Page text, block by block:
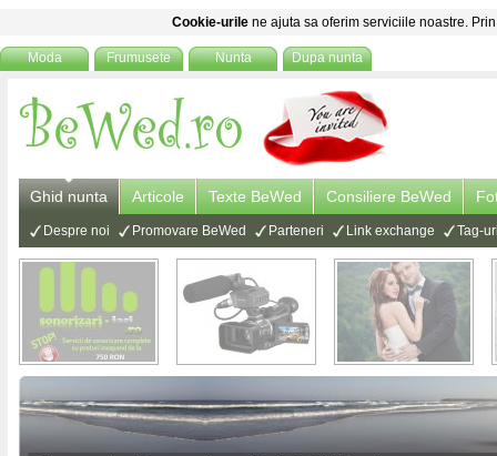
Cookie-urile ne ajuta sa oferim serviciile noastre.
Moda Frumusete Nunta Dupa nunta
Ghid nunta Articole Texte BeWed Consiliere BeWed
Despre noi Promovare BeWed Parteneri Link exchange Tag-